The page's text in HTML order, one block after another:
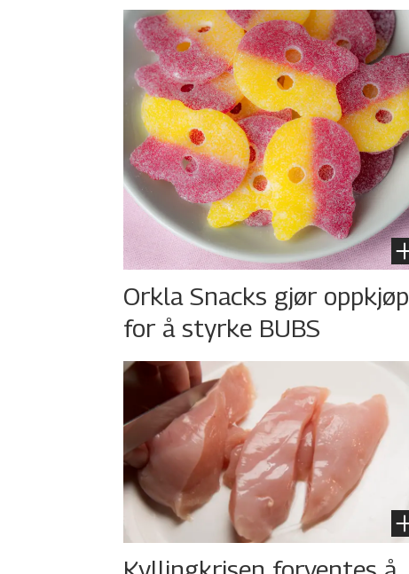
Orkla Snacks gjør oppkjøp
for å styrke BUBS